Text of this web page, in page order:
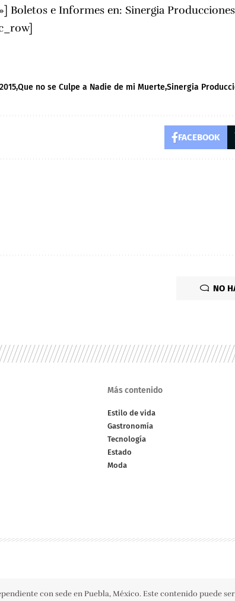
Boletos e Informes en:Sinergia Producciones
Que no se Culpe a Nadie de mi MuerteSinergia
FACEBOOK
NO
Más contenido
Estilo de vida
Gastronomía
Tecnología
Estado
Moda
con sede en Puebla, México. Este contenido puede